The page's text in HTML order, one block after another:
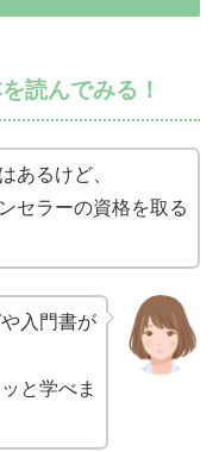
読んでみる！
あるけど、
セラーの資格を取る
入門書が
と学べま